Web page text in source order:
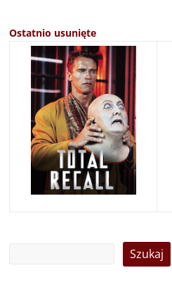
Ostatnio usunięte